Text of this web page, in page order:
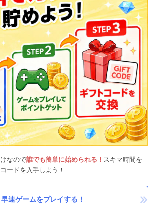
なので誰でも簡単に始められる！ スキマ時間を
ードを入手しよう！
早速ゲームをプレイする！